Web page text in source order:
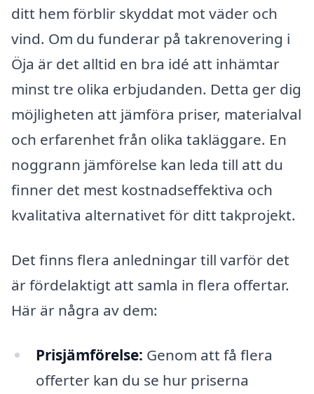
ditt hem förblir skyddat mot väder och
vind. Om du funderar på takrenovering i
Öja är det alltid en bra idé att inhämtar
minst tre olika erbjudanden. Detta ger dig
möjligheten att jämföra priser, materialval
och erfarenhet från olika takläggare. En
noggrann jämförelse kan leda till att du
finner det mest kostnadseffektiva och
kvalitativa alternativet för ditt takprojekt.
Det finns flera anledningar till varför det
är fördelaktigt att samla in flera offertar.
Här är några av dem:
Prisjämförelse: Genom att få flera
offerter kan du se hur priserna